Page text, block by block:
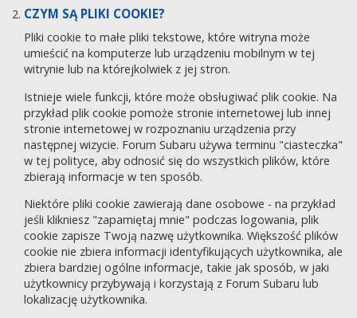
CZYM SĄ PLIKI COOKIE?
Pliki cookie to małe pliki tekstowe, które witryna może
umieścić na komputerze lub urządzeniu mobilnym w tej
witrynie lub na którejkolwiek z jej stron.
Istnieje wiele funkcji, które może obsługiwać plik cookie. Na
przykład plik cookie pomoże stronie internetowej lub innej
stronie internetowej w rozpoznaniu urządzenia przy
następnej wizycie. Forum Subaru używa terminu "ciasteczka"
w tej polityce, aby odnosić się do wszystkich plików, które
zbierają informacje w ten sposób.
Niektóre pliki cookie zawierają dane osobowe - na przykład
jeśli klikniesz "zapamiętaj mnie" podczas logowania, plik
cookie zapisze Twoją nazwę użytkownika. Większość plików
cookie nie zbiera informacji identyfikujących użytkownika, ale
zbiera bardziej ogólne informacje, takie jak sposób, w jaki
użytkownicy przybywają i korzystają z Forum Subaru lub
lokalizację użytkownika.